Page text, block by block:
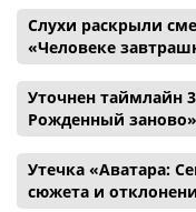
Слухи раскрыли
«Человеке
Уточнен таймлайн
Рожденный заново»
Утечка «Аватара:
сюжета и